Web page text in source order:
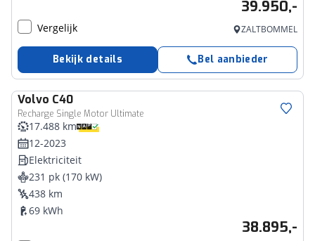
39.950,-
Vergelijk ZALTBOMMEL
Bekijk details Bel aanbieder
Volvo C40
Recharge Single Motor Ultimate
17.488 km
12-2023
Elektriciteit
231 pk (170 kW)
438 km
69 kWh
38.895,-